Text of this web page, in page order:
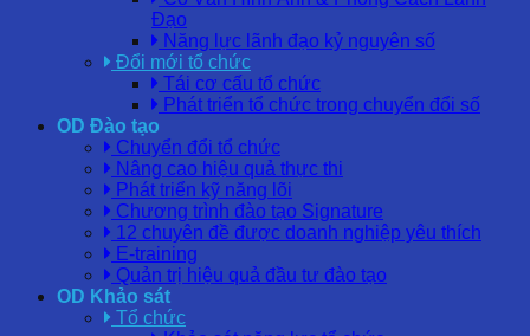
Đạo
Năng lực lãnh đạo kỷ nguyên số
Đổi mới tổ chức
Tái cơ cấu tổ chức
Phát triển tổ chức trong chuyển đổi số
OD Đào tạo
Chuyển đổi tổ chức
Nâng cao hiệu quả thực thi
Phát triển kỹ năng lõi
Chương trình đào tạo Signature
12 chuyên đề được doanh nghiệp yêu thích
E-training
Quản trị hiệu quả đầu tư đào tạo
OD Khảo sát
Tổ chức